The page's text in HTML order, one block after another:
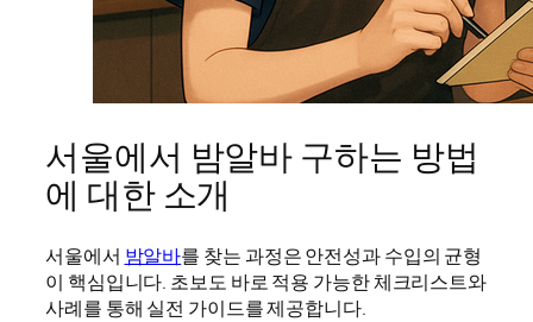
서울에서 밤알바 구하는 방법
에 대한 소개
서울에서 밤알바를 찾는 과정은 안전성과 수입의 균형
이 핵심입니다. 초보도 바로 적용 가능한 체크리스트와
사례를 통해 실전 가이드를 제공합니다.